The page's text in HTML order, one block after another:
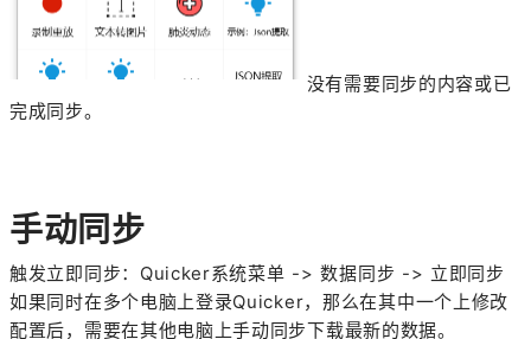
没有需要同步的内容或已
完成同步。
手动同步
触发立即同步：Quicker系统菜单 -> 数据同步 -> 立即同步
如果同时在多个电脑上登录Quicker，那么在其中一个上修改
配置后，需要在其他电脑上手动同步下载最新的数据。